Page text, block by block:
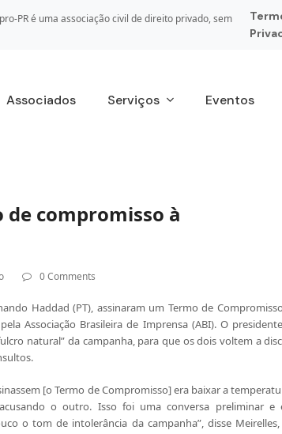
PR é uma associação civil de direito privado, sem
Associados Serviços Eventos
de compromisso à
0 Comments
Haddad (PT), assinaram um Termo de
Associação Brasileira de Imprensa (ABI). O
natural” da campanha, para que os dois voltem a
[o Termo de Compromisso] era baixar a
o outro. Isso foi uma conversa preliminar e
o tom de intolerância da campanha”, disse Meirelles,